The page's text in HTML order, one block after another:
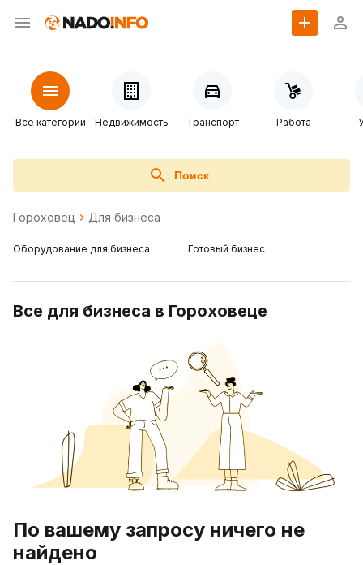
Все категории Недвижимость Транспорт Работа
Поиск
Гороховец Для бизнеса
Оборудование для бизнеса Готовый бизнес
Все для бизнеса в Гороховеце
По вашему запросу ничего не
найдено